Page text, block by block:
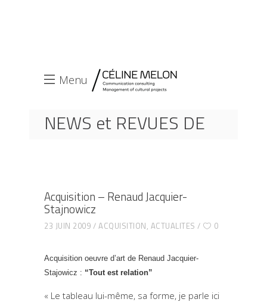
Menu
NEWS et REVUES DE
Acquisition – Renaud Jacquier-
Stajnowicz
23 JUIN 2009 ACQUISITION, ACTUALITES 0
Acquisition oeuvre d’art de Renaud Jacquier-
Stajowicz : “Tout est relation”
« Le tableau lui-même, sa forme, je parle ici